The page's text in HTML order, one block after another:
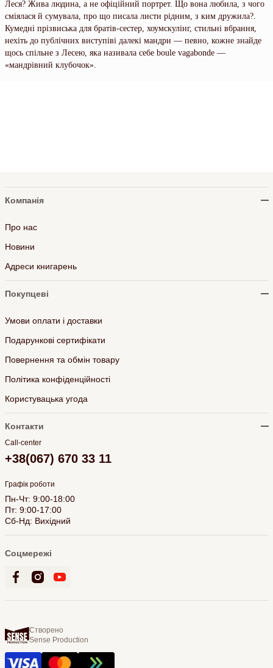
Леся? Жива людина, а не офіційний портрет. Що вона любила, з чого
сміялася й сумувала, про що писала листи рідним, з ким дружила?.
Кумедні прізвиська для братів-сестер, хоумскулінг, стильні вбрання,
нехіть до публічних виступіві далекі мандри — певно, кожне знайде
щось спільне з Лесею, яка називала себе boule vagabonde —
«мандрівний клубочок».
Компанія
Про нас
Новини
Адреси книгарень
Покупцеві
Умови оплати і доставки
Подарункові сертифікати
Повернення та обмін товару
Політика конфіденційності
Користувацька угода
Контакти
Call-center
+38(067) 670 33 11
Графік роботи
Пн-Чт: 9:00-18:00
Пт: 9:00-17:00
Сб-Нд: Вихідний
Соцмережі
Створено
Sense Production